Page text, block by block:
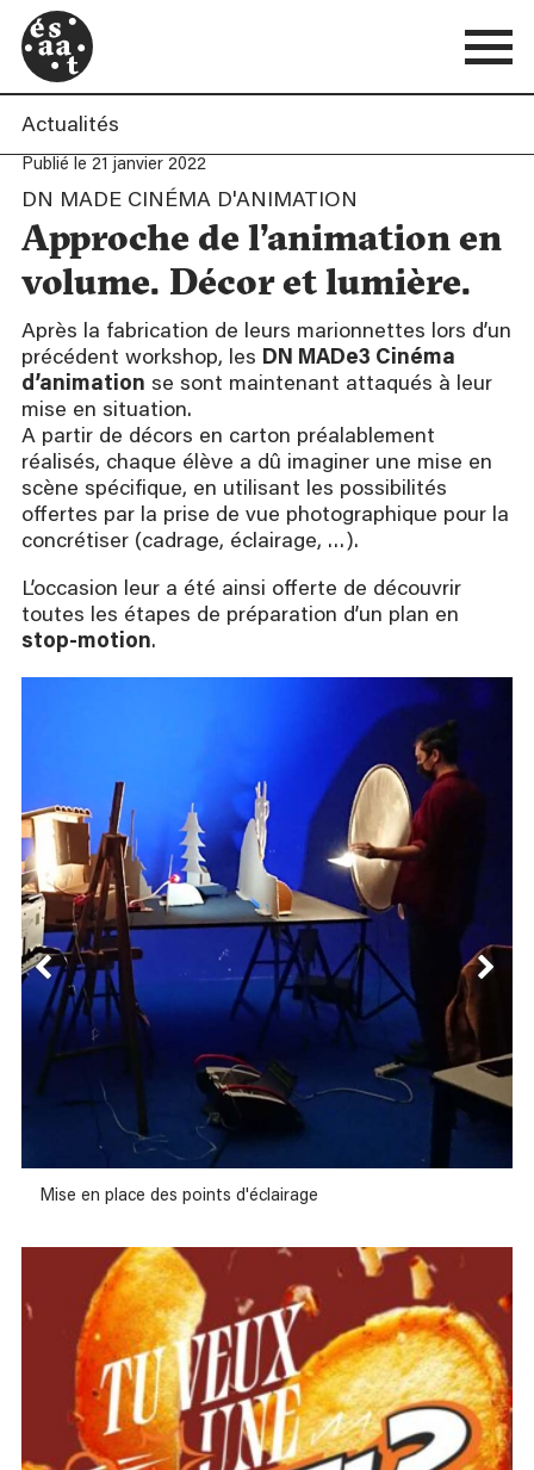
Actualités
Publié le 21 janvier 2022
DN MADE CINÉMA D'ANIMATION
Approche de l’animation en
volume. Décor et lumière.
Après la fabrication de leurs marionnettes lors d’un
précédent workshop, les DN MADe3 Cinéma
d’animation se sont maintenant attaqués à leur
mise en situation.
A partir de décors en carton préalablement
réalisés, chaque élève a dû imaginer une mise en
scène spécifique, en utilisant les possibilités
offertes par la prise de vue photographique pour la
concrétiser (cadrage, éclairage, …).
L’occasion leur a été ainsi offerte de découvrir
toutes les étapes de préparation d’un plan en
stop-motion.
Mise en place des points d'éclairage